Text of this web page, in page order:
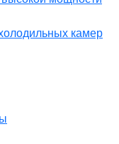
камер